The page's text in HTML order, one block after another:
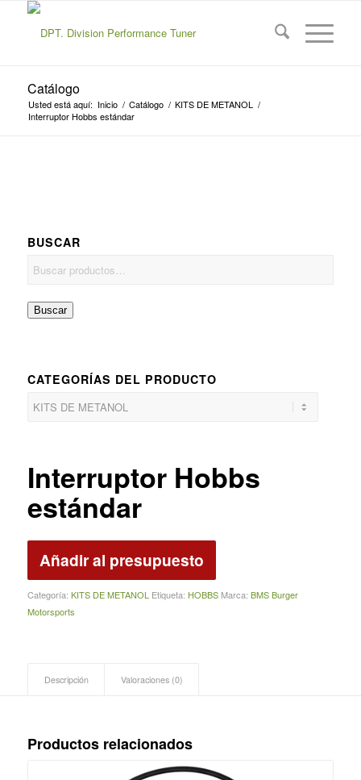
Catálogo
Usted está aquí: Inicio / Catálogo / KITS DE METANOL
/
Interruptor Hobbs estándar
BUSCAR
Buscar
CATEGORÍAS DEL PRODUCTO
Interruptor Hobbs
estándar
Añadir al presupuesto
Categoría: KITS DE METANOL Etiqueta: HOBBS Marca: BMS Burger
Motorsports
Descripción Valoraciones (0)
Productos relacionados